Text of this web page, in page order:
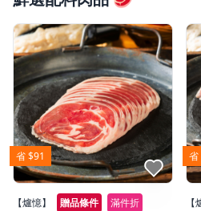
省 $91
點我收藏
【爐憶】 贈品條件 滿件折
省
【